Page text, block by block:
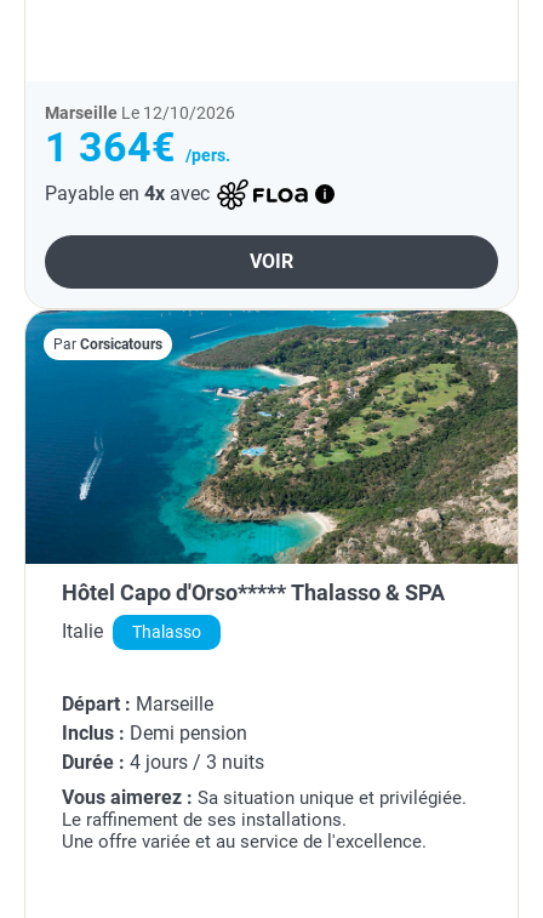
Marseille Le 12/10/2026
1 364€ /pers.
Payable en 4x avec
VOIR
Par Corsicatours
Hôtel Capo d'Orso***** Thalasso & SPA
Italie Thalasso
Départ : Marseille
Inclus : Demi pension
Durée : 4 jours / 3 nuits
Vous aimerez : Sa situation unique et privilégiée.
Le raffinement de ses installations.
Une offre variée et au service de l'excellence.